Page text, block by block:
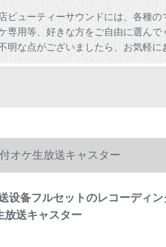
ビューティーサウンドには、各種
専用等、好きな方をご自由に選ん
明な点がございましたら、お気軽に
オケ生放送キャスター
设备フルセットのレコーディン
放送キャスター